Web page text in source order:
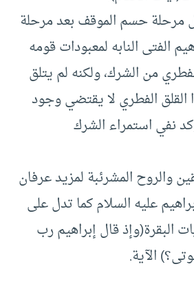
مرحلة حسم الموقف بعد مرحلة
الفتى النابه لمعبودات قومه
من الشرك، ولكنه لم يتلق
القلق الفطري لا يقتضي وجود
نفي استمراء الشرك
والروح المشرئبة لمزيد عرفان
عليه السلام كما تدل على
البقرة(وإذ قال إبراهيم رب
الآية.